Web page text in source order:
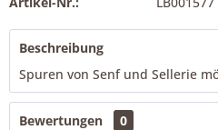
Beschreibung
Spuren von Senf und Sellerie
Bewertungen
0